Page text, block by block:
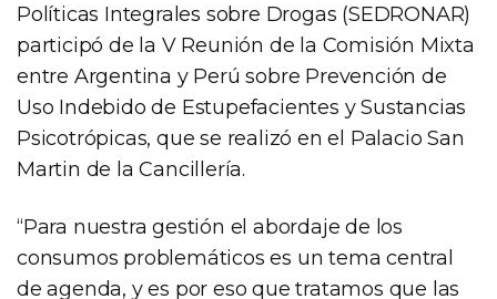
Políticas Integrales sobre Drogas (SEDRONAR)
participó de la V Reunión de la Comisión Mixta
entre Argentina y Perú sobre Prevención de
Uso Indebido de Estupefacientes y Sustancias
Psicotrópicas, que se realizó en el Palacio San
Martin de la Cancillería.
“Para nuestra gestión el abordaje de los
consumos problemáticos es un tema central
de agenda, y es por eso que tratamos que las